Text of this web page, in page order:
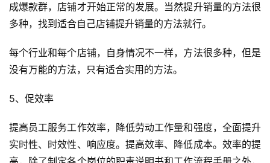
成爆款群，店铺才开始正常的发展。当然提升销量的方法很
多种，找到适合自己店铺提升销量的方法就行。
每个行业和每个店铺，自身情况不一样，方法很多种，但是
没有万能的方法，只有适合实用的方法。
5、促效率
提高员工服务工作效率，降低劳动工作量和强度，全面提升
实时性、时效性、响应度。提高效率、降低成本。效率的提